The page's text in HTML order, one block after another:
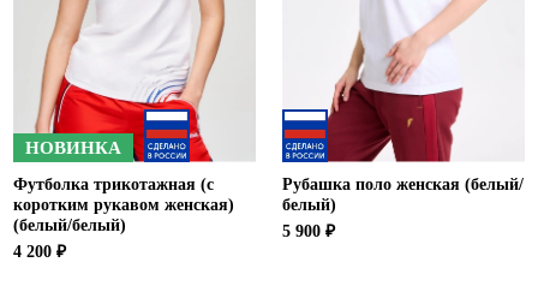
НОВИНКА
Футболка трикотажная (с
коротким рукавом женская)
(белый/белый)
4 200 ₽
Рубашка поло женская (белый/
белый)
5 900 ₽